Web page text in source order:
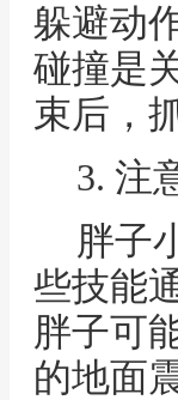
躲避动
碰撞是
束后，
3. 注
胖子
些技能
胖子可
的地面